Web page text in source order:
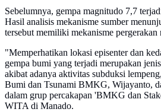
Sebelumnya, gempa magnitudo 7,7
Hasil analisis mekanisme sumber
tersebut memiliki mekanisme
"Memperhatikan lokasi episenter dan
gempa bumi yang terjadi merupakan
akibat adanya aktivitas subduksi
Bumi dan Tsunami BMKG, Wijayanto,
dalam grup percakapan 'BMKG dan
WITA di Manado.